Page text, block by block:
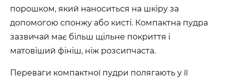
порошком, який наноситься на шкіру за
допомогою спонжу або кисті. Компактна пудра
зазвичай має більш щільне покриття і
матовіший фініш, ніж розсипчаста.
Переваги компактної пудри полягають у її